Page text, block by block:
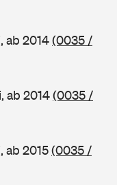
ab 2014(0035 /
ab 2014(0035 /
ab 2015(0035 /